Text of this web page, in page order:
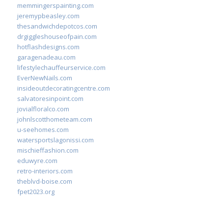
memmingerspainting.com
jeremypbeasley.com
thesandwichdepotcos.com
drgiggleshouseofpain.com
hotflashdesigns.com
garagenadeau.com
lifestylechauffeurservice.com
EverNewNails.com
insideoutdecoratingcentre.com
salvatoresinpoint.com
jovialfloralco.com
johnlscotthometeam.com
u-seehomes.com
watersportslagonissi.com
mischieffashion.com
eduwyre.com
retro-interiors.com
theblvd-boise.com
fpet2023.org